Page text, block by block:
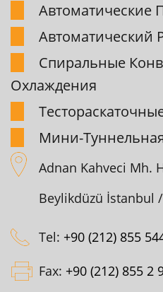
Автоматические
Автоматический
Спиpальные
Охлаждения
Мини-
Adnan Kahveci Mh.
Beylikdüzü İstanbul /
Tel: +90 (212) 855
Fax: +90 (212) 855 2